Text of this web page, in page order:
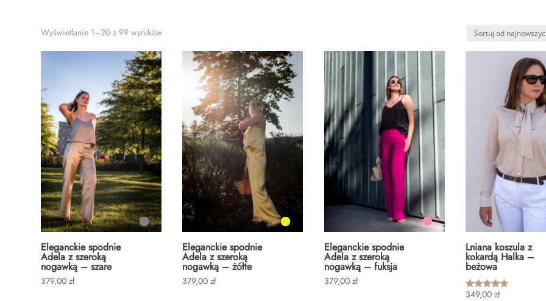
Wyświetlanie 1–20 z 99 wyników
najnowszych
Eleganckie spodnie
Adela z szeroką
nogawką – szare
379,00zł
Eleganckie spodnie
Adela z szeroką
nogawką – żółte
379,00zł
Eleganckie spodnie
Adela z szeroką
nogawką – fuksja
379,00 zł
Lniana koszula z
kokardą Halka –
beżowa
Oceniono
349,00 zł